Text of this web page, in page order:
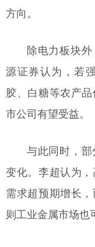
方向。
除电力板块
源证券认为，若
胶、白糖等农产
市公司有望受益。
与此同时，
变化。李超认为
需求超预期增长
则工业金属市场也